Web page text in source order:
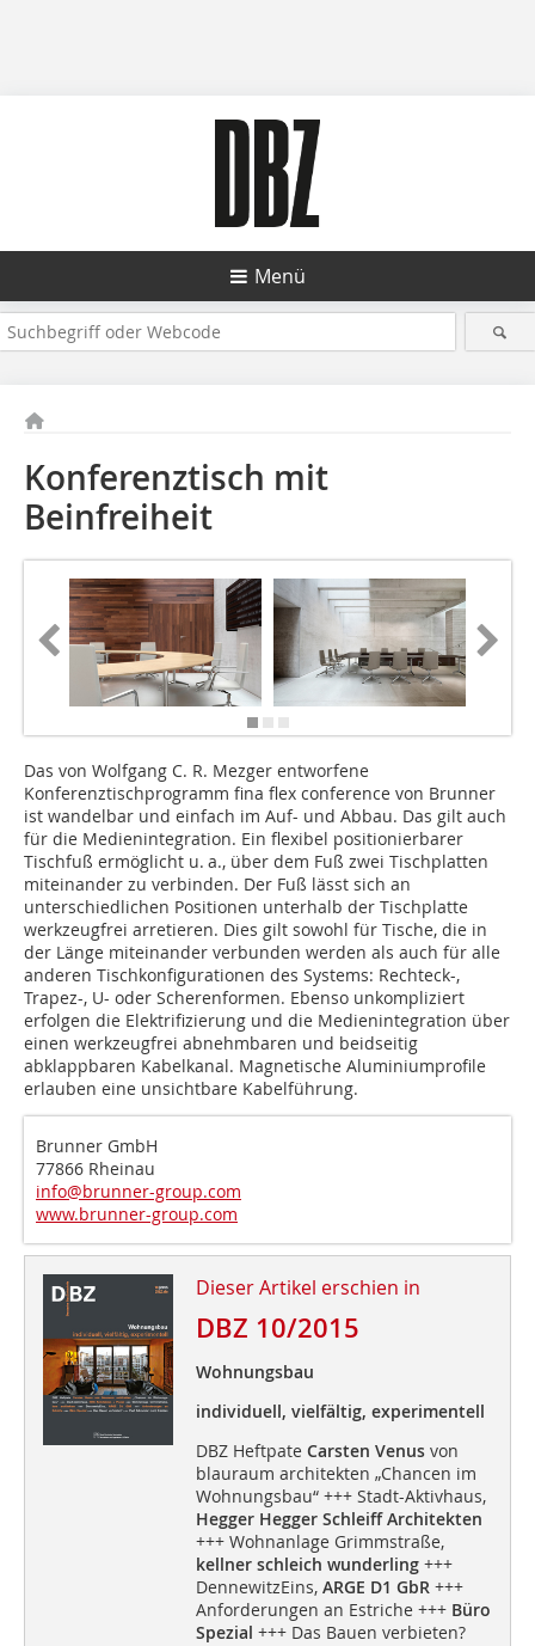
Menü
Konferenztisch mit
Beinfreiheit
Das von Wolfgang C. R. Mezger entworfene
Konferenztischprogramm fina flex conference von Brunner
ist wandelbar und einfach im Auf- und Abbau. Das gilt auch
für die Medienintegration. Ein flexibel positionierbarer
Tischfuß ermöglicht u. a., über dem Fuß zwei Tischplatten
miteinander zu verbinden. Der Fuß lässt sich an
unterschiedlichen Positionen unterhalb der Tischplatte
werkzeugfrei arretieren. Dies gilt sowohl für Tische, die in
der Länge miteinander verbunden werden als auch für alle
anderen Tischkonfigurationen des Systems: Rechteck-,
Trapez-, U- oder Scherenformen. Ebenso unkompliziert
erfolgen die Elektrifizierung und die Medienintegration über
einen werkzeugfrei abnehmbaren und beidseitig
abklappbaren Kabelkanal. Magnetische Aluminiumprofile
erlauben eine unsichtbare Kabelführung.
Brunner GmbH
77866 Rheinau
info@brunner-group.com
www.brunner-group.com
Dieser Artikel erschien in
DBZ 10/2015
Wohnungsbau
individuell, vielfältig, experimentell
DBZ Heftpate Carsten Venusvon
blauraum architekten „Chancen im
Wohnungsbau“ +++ Stadt-Aktivhaus,
Hegger Hegger Schleiff Architekten
+++ Wohnanlage Grimmstraße,
kellner schleich wunderling+++
DennewitzEins, ARGE D1 GbR+++
Anforderungen an Estriche +++ Büro
Spezial +++ Das Bauen verbieten?